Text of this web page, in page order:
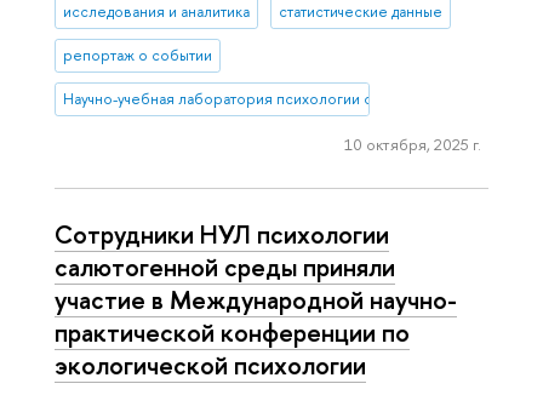
исследования и аналитика статистические данные
репортаж о событии
Научно-учебная лаборатория психологии социального
10 октября, 2025 г.
Сотрудники НУЛ психологии
салютогенной среды приняли
участие в Международной научно-
практической конференции по
экологической психологии